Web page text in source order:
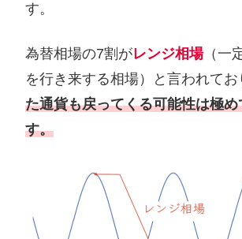
す。
為替相場の7割がレンジ相場（一
を行き来する相場）と言われてお
た通貨も戻ってくる可能性は極め
す。